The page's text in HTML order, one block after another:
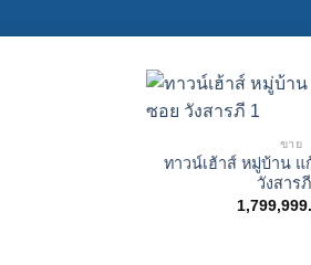
ขาย
ทาวน์เฮ้าส์ หมู่บ้าน
วังสาร